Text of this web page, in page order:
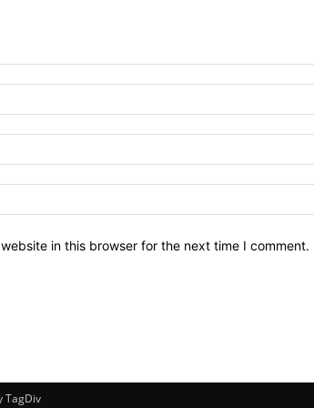
in this browser for the next time I comment.
TagDiv